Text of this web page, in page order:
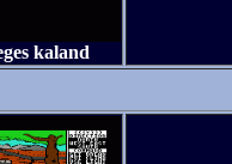
kaland